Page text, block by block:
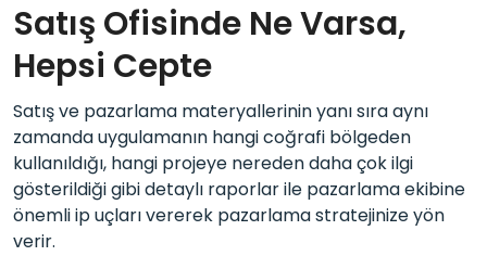
Satış Ofisinde Ne Varsa,
Hepsi Cepte
Satış ve pazarlama materyallerinin yanı sıra aynı
zamanda uygulamanın hangi coğrafi bölgeden
kullanıldığı, hangi projeye nereden daha çok ilgi
gösterildiği gibi detaylı raporlar ile pazarlama ekibine
önemli ip uçları vererek pazarlama stratejinize yön
verir.